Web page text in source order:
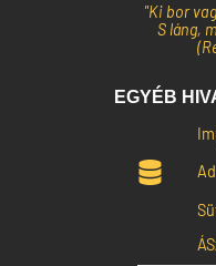
"Ki bor
S láng,
EGYÉB